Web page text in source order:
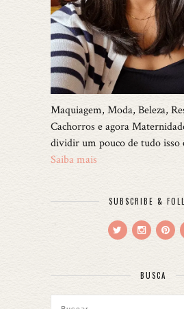
Maquiagem, Moda, Beleza,
Cachorros e agora
dividir um pouco de tudo isso
Saiba mais
SUBSCRIBE &
BUSCA